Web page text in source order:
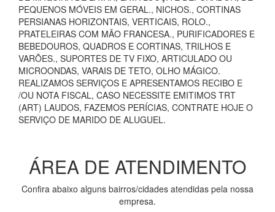
PEQUENOS MÓVEIS EM GERAL., NICHOS., CORTINAS
PERSIANAS HORIZONTAIS, VERTICAIS, ROLO.,
PRATELEIRAS COM MÃO FRANCESA., PURIFICADORES E
BEBEDOUROS, QUADROS E CORTINAS, TRILHOS E
VARÕES., SUPORTES DE TV FIXO, ARTICULADO OU
MICROONDAS, VARAIS DE TETO, OLHO MÁGICO.
REALIZAMOS SERVIÇOS E APRESENTAMOS RECIBO E
/OU NOTA FISCAL, CASO NECESSITE EMITIMOS TRT
(ART) LAUDOS, FAZEMOS PERÍCIAS, CONTRATE HOJE O
SERVIÇO DE MARIDO DE ALUGUEL.
ÁREA DE ATENDIMENTO
Confira abaixo alguns bairros/cidades atendidas pela nossa
empresa.